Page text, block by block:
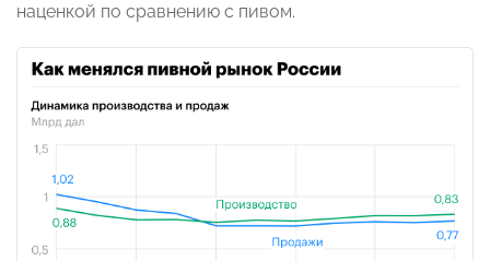
наценкой по сравнению с пивом.